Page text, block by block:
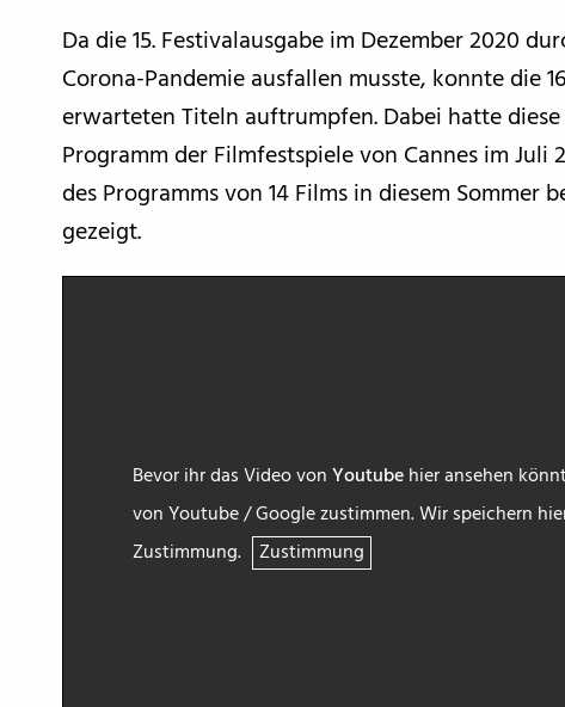
Da die 15. Festivalausgabe im Dezember 2020
Corona-Pandemie ausfallen musste, konnte die
erwarteten Titeln auftrumpfen. Dabei hatte
Programm der Filmfestspiele von Cannes im Juli
des Programms von 14 Films in diesem Sommer
gezeigt.
Bevor ihr das Video vonYoutubehier ansehen
von Youtube / Google zustimmen. Wir speichern
Zustimmung. Zustimmung